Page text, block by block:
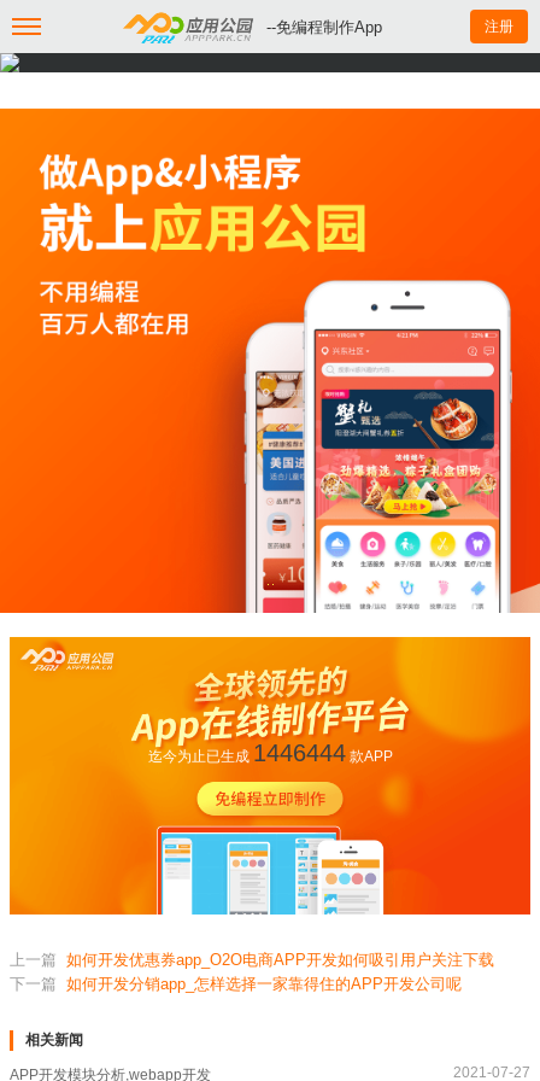
--免编程制作App 注册
迄今为止已生成 1446444款APP
上一篇 如何开发优惠券app_O2O电商APP开发如何吸引用户关注下载
下一篇 如何开发分销app_怎样选择一家靠得住的APP开发公司呢
相关新闻
APP开发模块分析,webapp开发 2021-07-27